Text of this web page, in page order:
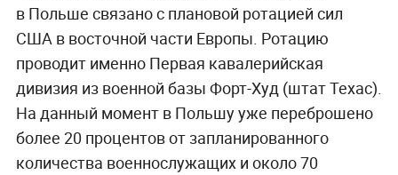
в Польше связано с плановой ротацией сил
США в восточной части Европы. Ротацию
проводит именно Первая кавалерийская
дивизия из военной базы Форт-Худ (штат Техас).
На данный момент в Польшу уже переброшено
более 20 процентов от запланированного
количества военнослужащих и около 70